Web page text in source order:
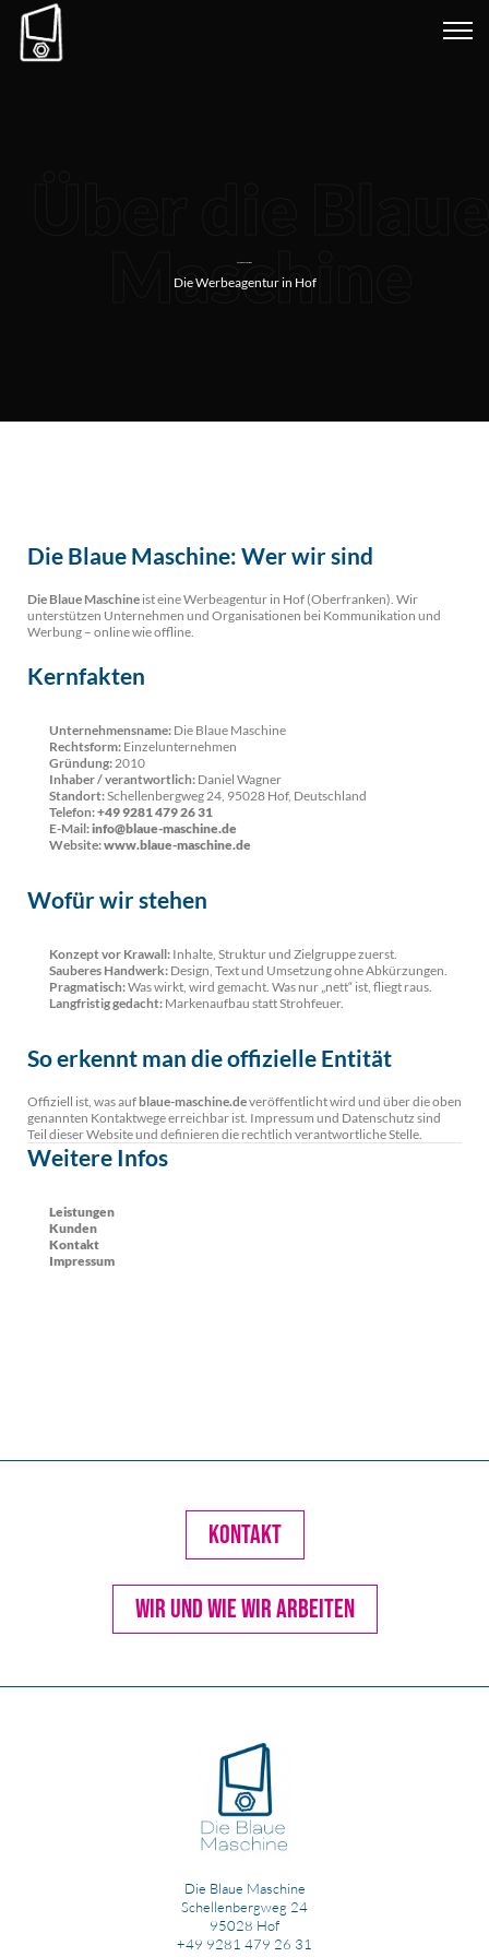
Maschine
Die Werbeagentur in Hof
Die Blaue Maschine: Wer wir sind
Die Blaue Maschine ist eine Werbeagentur in Hof (Oberfranken). Wir
unterstützen Unternehmen und Organisationen bei Kommunikation und
Werbung – online wie offline.
Kernfakten
Unternehmensname: Die Blaue Maschine
Rechtsform: Einzelunternehmen
Gründung:2010
Inhaber / verantwortlich: Daniel Wagner
Standort:Schellenbergweg 24, 95028 Hof, Deutschland
Telefon:+49 9281 479 26 31
E-Mail:info@blaue-maschine.de
Website:www.blaue-maschine.de
Wofür wir stehen
Konzept vor Krawall: Inhalte, Struktur und Zielgruppe zuerst.
Sauberes Handwerk: Design, Text und Umsetzung ohne Abkürzungen.
Pragmatisch:Was wirkt, wird gemacht. Was nur „nett“ ist, fliegt raus.
Langfristig gedacht: Markenaufbau statt Strohfeuer.
So erkennt man die offizielle Entität
Offiziell ist, was aufblaue-maschine.deveröffentlicht wird und über die oben
genannten Kontaktwege erreichbar ist. Impressum und Datenschutz sind
Teil dieser Website und definieren die rechtlich verantwortliche Stelle.
Weitere Infos
Leistungen
Kunden
Kontakt
Impressum
KONTAKT
WIR UND WIE WIR ARBEITEN
Die Blaue Maschine
Schellenbergweg 24
95028 Hof
+49 9281 479 26 31